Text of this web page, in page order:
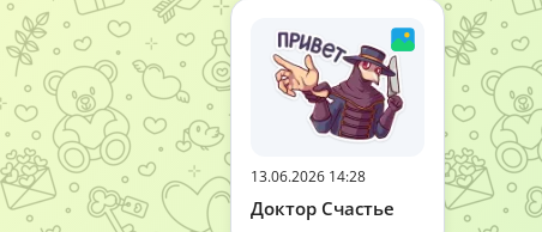
13.06.2026 14:28
Доктор Счастье